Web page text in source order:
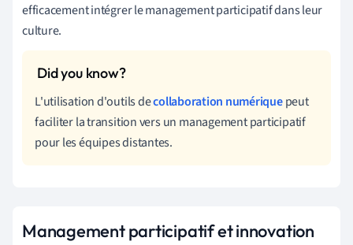
efficacement intégrer le management participatif dans leur
culture.
L'utilisation d'outils decollaboration numériquepeut
faciliter la transition vers un management participatif
pour les équipes distantes.
Management participatif et innovation